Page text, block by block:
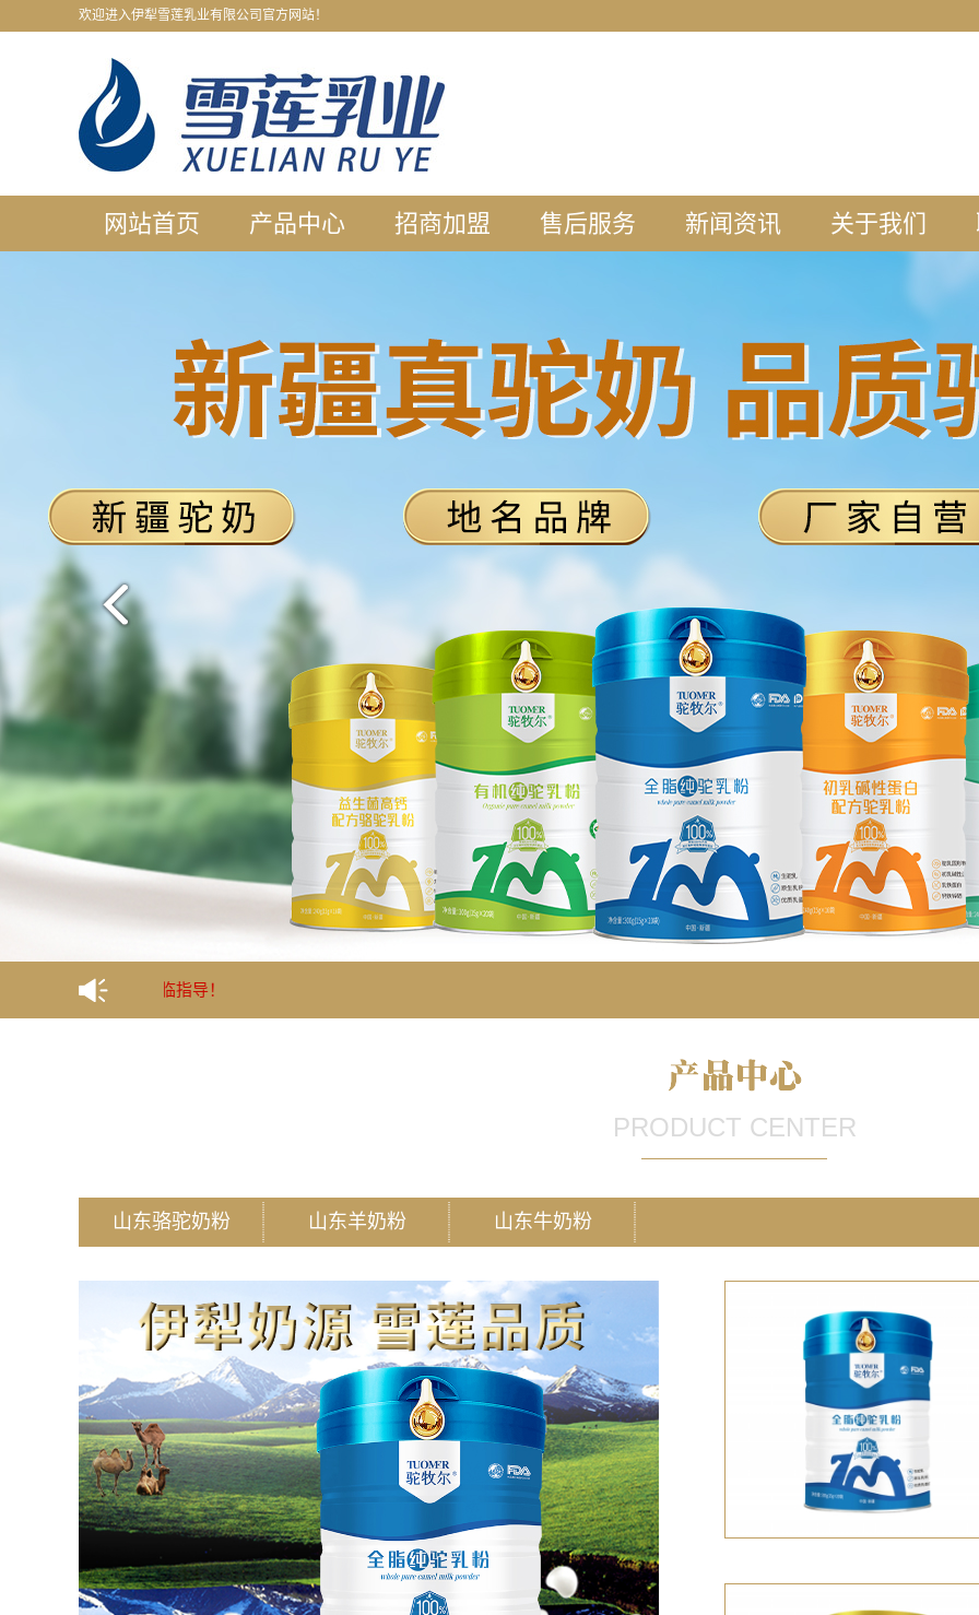
欢迎进入伊犁雪莲乳业有限公司官方网站！
网站首页
产品中心
山东牛奶粉
招商加盟
门店加盟
贴牌代工
门店展示
售后服务
新闻资讯
驼奶知识
羊奶知识
新疆风采
二十大专栏
关于我们
牧场介绍
企业荣誉
生产环境
厂容厂貌
PRODUCT CENTER
山东骆驼奶粉 山东羊奶粉 山东牛奶粉